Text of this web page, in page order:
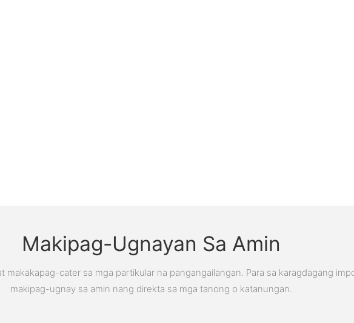
Makipag-Ugnayan Sa Amin
cater sa mga partikular na pangangailangan. Para sa karagdagang
makipag-ugnay sa amin nang direkta sa mga tanong o katanungan.